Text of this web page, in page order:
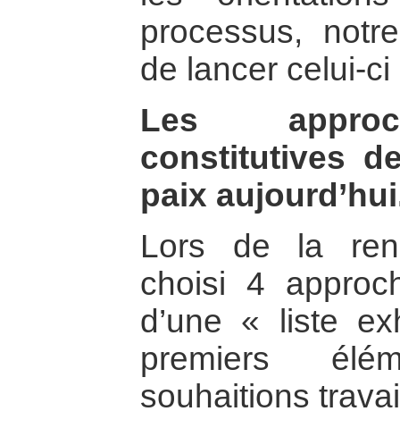
processus,
de lancer celui-
Les
constitutives
paix
Lors de la
choisi 4
d’une « liste
premiers
souhaitions